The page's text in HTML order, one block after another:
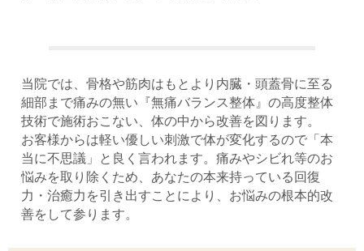
当院では、骨格や筋肉はもとより内臓・頭蓋骨に至る
細部まで痛みの無い『無痛バランス整体』の高度整体
技術で施術おこない、体の中から改善を図ります。
お客様からは軽い優しい刺激で体が変化するので「本
当に不思議」と良く言われます。痛みやシビれ等のお
悩みを取り除くため、あなたの本来持っている回復
力・治癒力を引き出すことにより、お悩みの根本的改
善をして参ります。